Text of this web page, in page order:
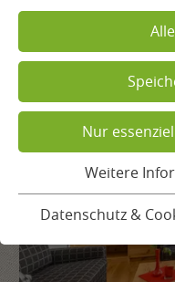
Nur
Weitere
Datenschutz &
Inklusivleistungen
Informationen &
Gutscheine
Anfrage
Buchen
